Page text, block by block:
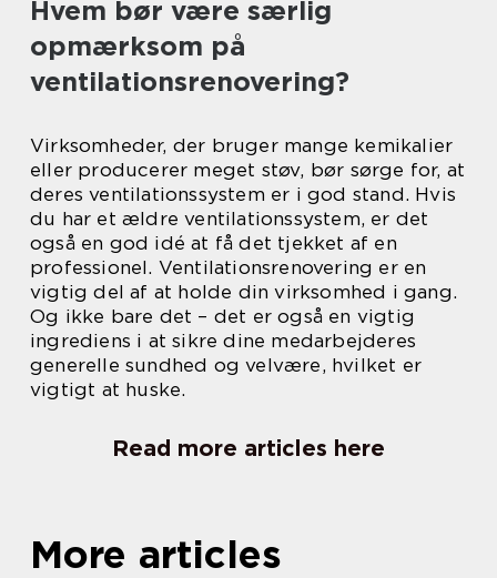
Hvem bør være særlig
opmærksom på
ventilationsrenovering?
Virksomheder, der bruger mange kemikalier
eller producerer meget støv, bør sørge for, at
deres ventilationssystem er i god stand. Hvis
du har et ældre ventilationssystem, er det
også en god idé at få det tjekket af en
professionel. Ventilationsrenovering er en
vigtig del af at holde din virksomhed i gang.
Og ikke bare det – det er også en vigtig
ingrediens i at sikre dine medarbejderes
generelle sundhed og velvære, hvilket er
vigtigt at huske.
Read more articles here
More articles